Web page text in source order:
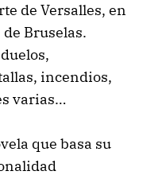
de Versalles, en
Bruselas.
incendios,
varias…
que basa su